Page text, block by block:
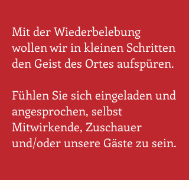
Mit der Wiederbelebung
wollen wir in kleinen Schritten
den Geist des Ortes aufspüren.
Fühlen Sie sich eingeladen und
angesprochen, selbst
Mitwirkende, Zuschauer
und/oder unsere Gäste zu sein.